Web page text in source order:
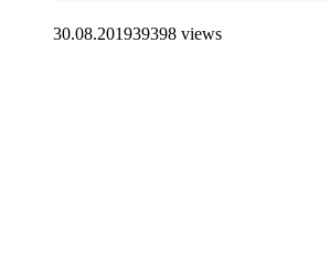
30.08.201939398 views